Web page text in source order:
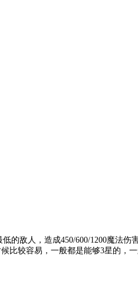
低的敌人，造成450/600/1200魔法伤
较容易，一般都是能够3星的，